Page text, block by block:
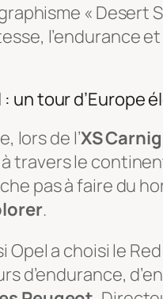
« Desert
l’endurance
un tour d’Europe
lors de l’XS
à travers le
pas à faire du
.
Opel a choisi le
d’endurance,